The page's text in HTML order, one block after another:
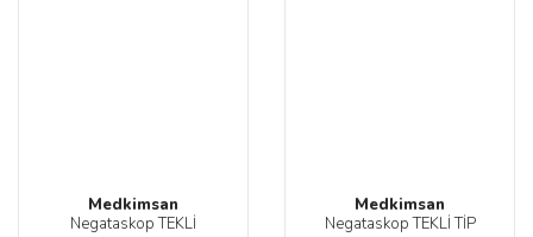
Medkimsan
Negataskop TEKLİ
Medkimsan
Negataskop TEKLİ TİP